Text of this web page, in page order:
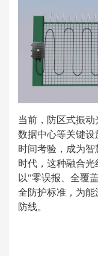
当前，防区式振动
数据中心等关键设
时间考验，成为
时代，这种融合
以"零误报、全覆
全防护标准，为
防线。